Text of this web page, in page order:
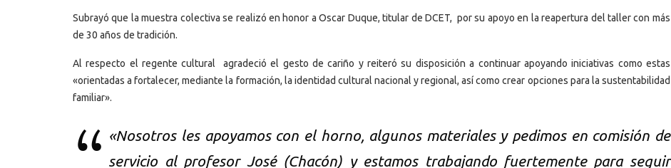
Subrayó que la muestra colectiva se realizó en honor a Oscar Duque, titular de DCET, por su apoyo en la reapertura del taller con más
de 30 años de tradición.
Al respecto el regente cultural agradeció el gesto de cariño y reiteró su disposición a continuar apoyando iniciativas como estas
«orientadas a fortalecer, mediante la formación, la identidad cultural nacional y regional, así como crear opciones para la sustentabilidad
familiar».
«Nosotros les apoyamos con el horno, algunos materiales y pedimos en comisión de
servicio al profesor José (Chacón) y estamos trabajando fuertemente para seguir